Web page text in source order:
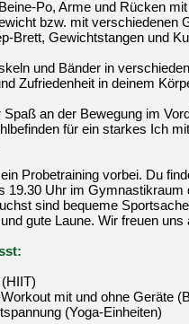
Po, Arme und Rücken
bzw. mit verschiedenen
Brett, Gewichtstangen und
und Bänder in
Zufriedenheit in deinem
Spaß an der Bewegung im
für ein starkes Ich
Probetraining vorbei. Du
19.30 Uhr im Gymnastikraum
sind bequeme
gute Laune. Wir freuen uns
mit und ohne Geräte
(Yoga-Einheiten)